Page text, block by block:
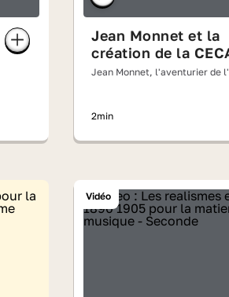
Jean Monnet et la
création de la
Jean Monnet, l'aventurier de
2min
Vidéo